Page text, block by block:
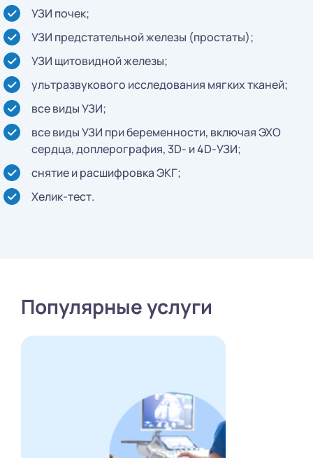
УЗИ почек;
УЗИ предстательной железы (простаты);
УЗИ щитовидной железы;
ультразвукового исследования мягких тканей;
все виды УЗИ;
все виды УЗИ при беременности, включая ЭХО
сердца, доплерография, 3D- и 4D-УЗИ;
снятие и расшифровка ЭКГ;
Хелик-тест.
Популярные услуги